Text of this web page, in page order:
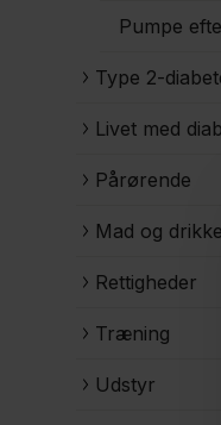
Pumpe
Type 2-
Livet med
Pårørende
Mad og drikke
Rettigheder
Træning
Udstyr